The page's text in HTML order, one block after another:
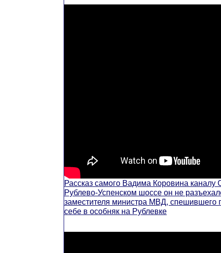
Рассказ самого Вадима Коровина каналу
Рублево-Успенском шоссе он не
заместителя министра МВД, спешившего
себе в особняк на Рублевке